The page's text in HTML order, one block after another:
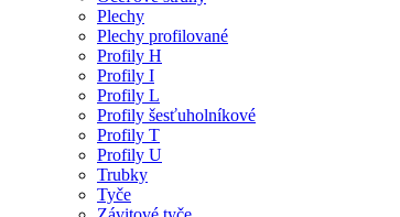
Plechy
Plechy profilované
Profily H
Profily I
Profily L
Profily šesťuholníkové
Profily T
Profily U
Trubky
Tyče